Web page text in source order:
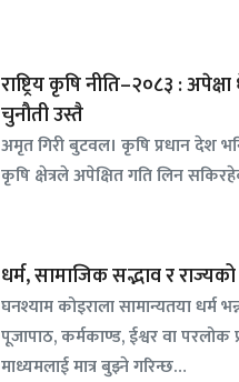
राष्ट्रिय कृषि नीति–२०८३ :
चुनौती उस्तै
अमृत गिरी बुटवल। कृषि प्रधान देश
कृषि क्षेत्रले अपेक्षित गति लिन
धर्म, सामाजिक सद्भाव र राज्यको
घनश्याम कोइराला सामान्यतया धर्म
पूजापाठ, कर्मकाण्ड, ईश्वर वा परलोक
माध्यमलाई मात्र बुझ्ने गरिन्छ…